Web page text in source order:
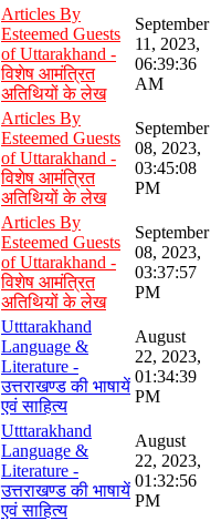
Articles By
Esteemed Guests
of Uttarakhand -
विशेष आमंत्रित
अतिथियों के लेख
September
11, 2023,
06:39:36
AM
Articles By
Esteemed Guests
of Uttarakhand -
विशेष आमंत्रित
अतिथियों के लेख
September
08, 2023,
03:45:08
PM
Articles By
Esteemed Guests
of Uttarakhand -
विशेष आमंत्रित
अतिथियों के लेख
September
08, 2023,
03:37:57
PM
Utttarakhand
Language &
Literature -
उत्तराखण्ड की भाषायें
एवं साहित्य
August
22, 2023,
01:34:39
PM
Utttarakhand
Language &
Literature -
उत्तराखण्ड की भाषायें
एवं साहित्य
August
22, 2023,
01:32:56
PM